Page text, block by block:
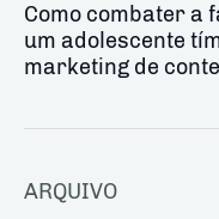
Como combater a
um adolescente
marketing de
ARQUIVO